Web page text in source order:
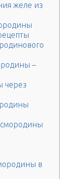
желе из
–
через
в